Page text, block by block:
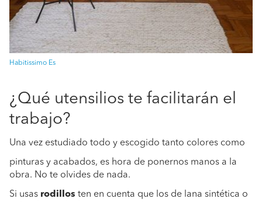
Habitissimo Es
¿Qué utensilios te facilitarán el
trabajo?
Una vez estudiado todo y escogido tanto colores como
pinturas y acabados, es hora de ponernos manos a la
obra. No te olvides de nada.
Si usas rodillos ten en cuenta que los de lana sintética o